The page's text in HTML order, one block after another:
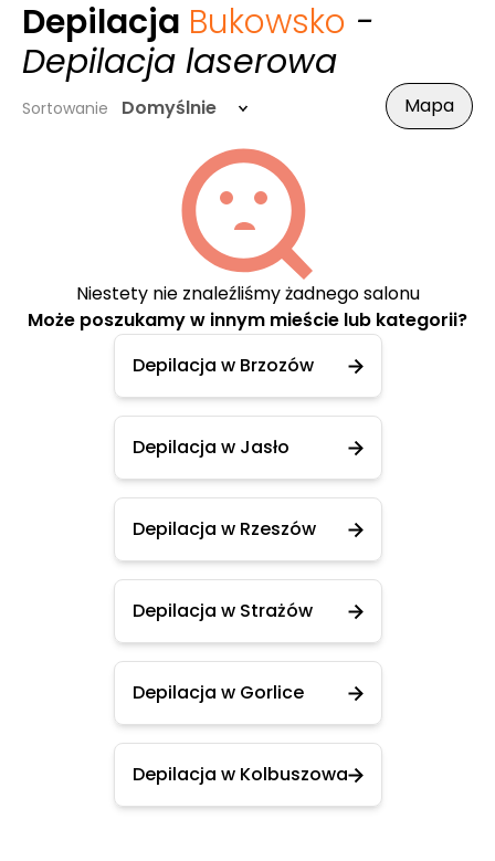
Depilacja Bukowsko -
Depilacja laserowa
Sortowanie Domyślnie Mapa
Niestety nie znaleźliśmy żadnego salonu
Może poszukamy w innym mieście lub kategorii?
Depilacja w Brzozów
Depilacja w Jasło
Depilacja w Rzeszów
Depilacja w Strażów
Depilacja w Gorlice
Depilacja w Kolbuszowa